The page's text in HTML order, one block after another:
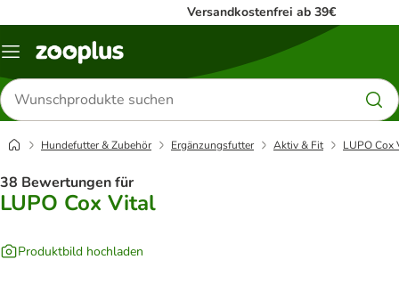
Versandkostenfrei ab 39€
Menü
Produkte
suchen
Hundefutter & Zubehör Ergänzungsfutter Aktiv & Fit LUPO Cox
38 Bewertungen für
LUPO Cox Vital
Produktbild hochladen